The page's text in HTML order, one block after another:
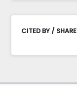
CITED BY / SHARE